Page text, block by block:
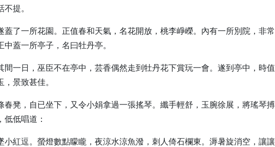
提。
蓋了一所花園。正值春和天氣，名花開放，桃李崢嶸。內有一所別院，非
中蓋一所亭子，名曰牡丹亭。
間一日，巫臣不在亭中，芸香偶然走到牡丹花下賞玩一會。遂到亭中，時值
景致甚佳。
春凳，自已坐下，又令小娟拿過一張搖琴。纖手輕舒，玉腕徐展，將瑤琴
低低唱道：
小紅逗。螢燈數點矇矓，夜涼水涼魚潑，刺人倚石欄東。溽暑旋消空，讓